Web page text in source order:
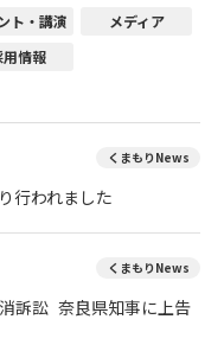
ト・講演
メディア
用情報
くまもりNews
行われました
くまもりNews
訴訟 奈良県知事に上告